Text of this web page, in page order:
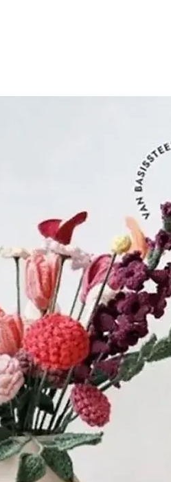
KnitPro
groeiende merk
gebied van brei-
De
beste manier om
te stellen, is door
en van hen te
Daarom hebben
een
breiers en
breinaalden en
waarvan ze zeker
voldoen aan de
en haak
ervaringsniveau.